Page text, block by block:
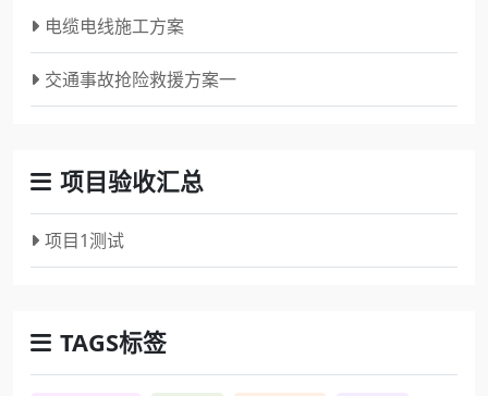
电缆电线施工方案
交通事故抢险救援方案一
项目验收汇总
项目1测试
TAGS标签